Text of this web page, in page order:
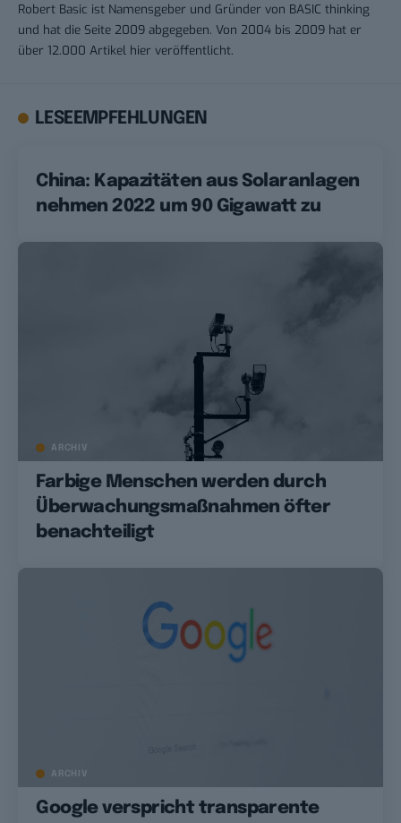
Robert Basic ist Namensgeber und Gründer von BASIC thinking
und hat die Seite 2009 abgegeben. Von 2004 bis 2009 hat er
über 12.000 Artikel hier veröffentlicht.
LESEEMPFEHLUNGEN
China: Kapazitäten aus Solaranlagen
nehmen 2022 um 90 Gigawatt zu
ARCHIV
Farbige Menschen werden durch
Überwachungsmaßnahmen öfter
benachteiligt
ARCHIV
Google verspricht transparente